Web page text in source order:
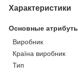
Характеристики
Основные
Виробник
Країна виробник
Тип